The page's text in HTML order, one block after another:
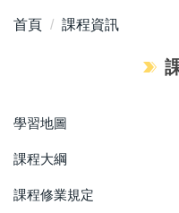
首頁 課程資訊
學習地圖
課程大綱
課程修業規定